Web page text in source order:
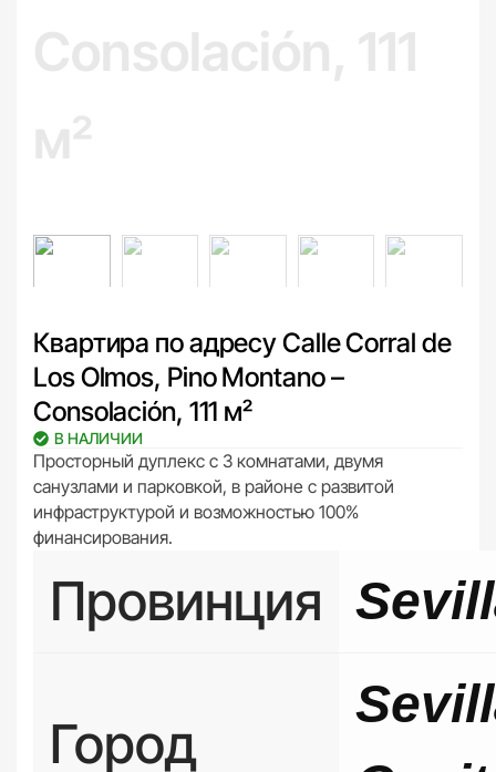
Квартира по адресу Calle Corral de
Los Olmos, Pino Montano –
Consolación, 111 м²
В НАЛИЧИИ
Просторный дуплекс с 3 комнатами, двумя
санузлами и парковкой, в районе с развитой
инфраструктурой и возможностью 100%
финансирования.
Провинция
Город